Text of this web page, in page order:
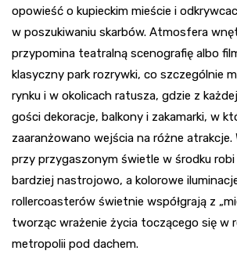
opowieść o kupieckim mieście i
w poszukiwaniu skarbów. Atmosfera
przypomina teatralną scenografię albo
klasyczny park rozrywki, co szczególnie
rynku i w okolicach ratusza, gdzie z
gości dekoracje, balkony i zakamarki, w
zaaranżowano wejścia na różne atrakcje.
przy przygaszonym świetle w środku robi
bardziej nastrojowo, a kolorowe
rollercoasterów świetnie współgrają z
tworząc wrażenie życia toczącego się w
metropolii pod dachem.